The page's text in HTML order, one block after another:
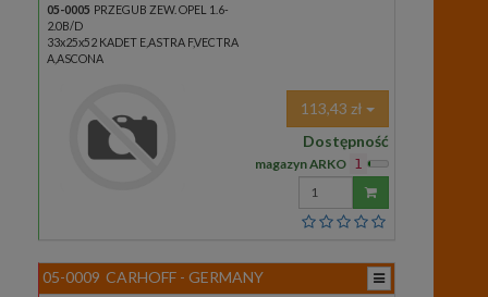
05-0005 PRZEGUB ZEW. OPEL 1.6-
2.0B/D
33x25x52 KADET E,ASTRA F,VECTRA
A,ASCONA
113,43 zł
Dostępność
magazyn ARKO 1
Wprowadź
ilość
05-0009 CARHOFF - GERMANY